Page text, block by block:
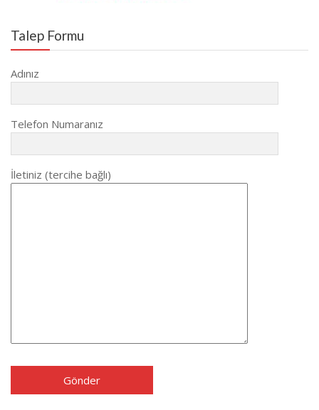
Talep Formu
Adınız
Telefon Numaranız
İletiniz (tercihe bağlı)